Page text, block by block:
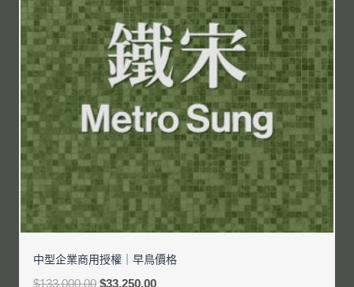
中型企業商用授權｜早鳥價格
$133,000.00 $33,250.00